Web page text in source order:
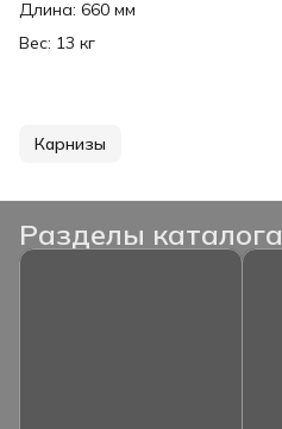
Длина: 660 мм
Вес: 13 кг
Карнизы
Разделы каталога